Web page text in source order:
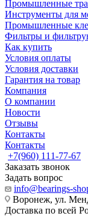
Промышленные
Инструменты для
Промышленные
Фильтры и
Как купить
Условия оплаты
Условия доставки
Гарантия на товар
Компания
О компании
Новости
Отзывы
Контакты
Контакты
+7(960) 111-77-67
Заказать звонок
Задать вопрос
info@bearings-
Воронеж, ул.
Доставка по всей